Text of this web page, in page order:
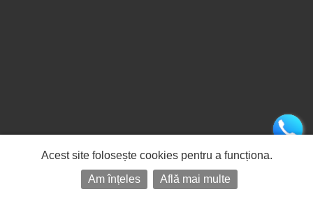
Acest site folosește cookies pentru a funcționa.
Am înțeles
Află mai multe